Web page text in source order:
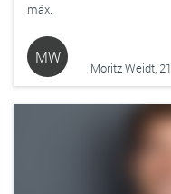
máx.
MW
Moritz Weidt, 21